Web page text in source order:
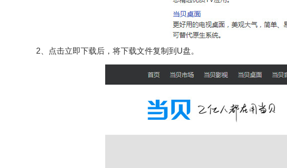
2、点击立即下载后，将下载文件复制到U盘。